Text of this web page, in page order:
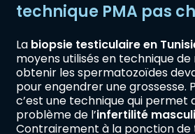
technique PMA pas
La biopsie testiculaire en
moyens utilisés en technique
obtenir les spermatozoïdes
pour engendrer une grossesse.
c’est une technique qui permet
problème de l’infertilité
Contrairement à la ponction de